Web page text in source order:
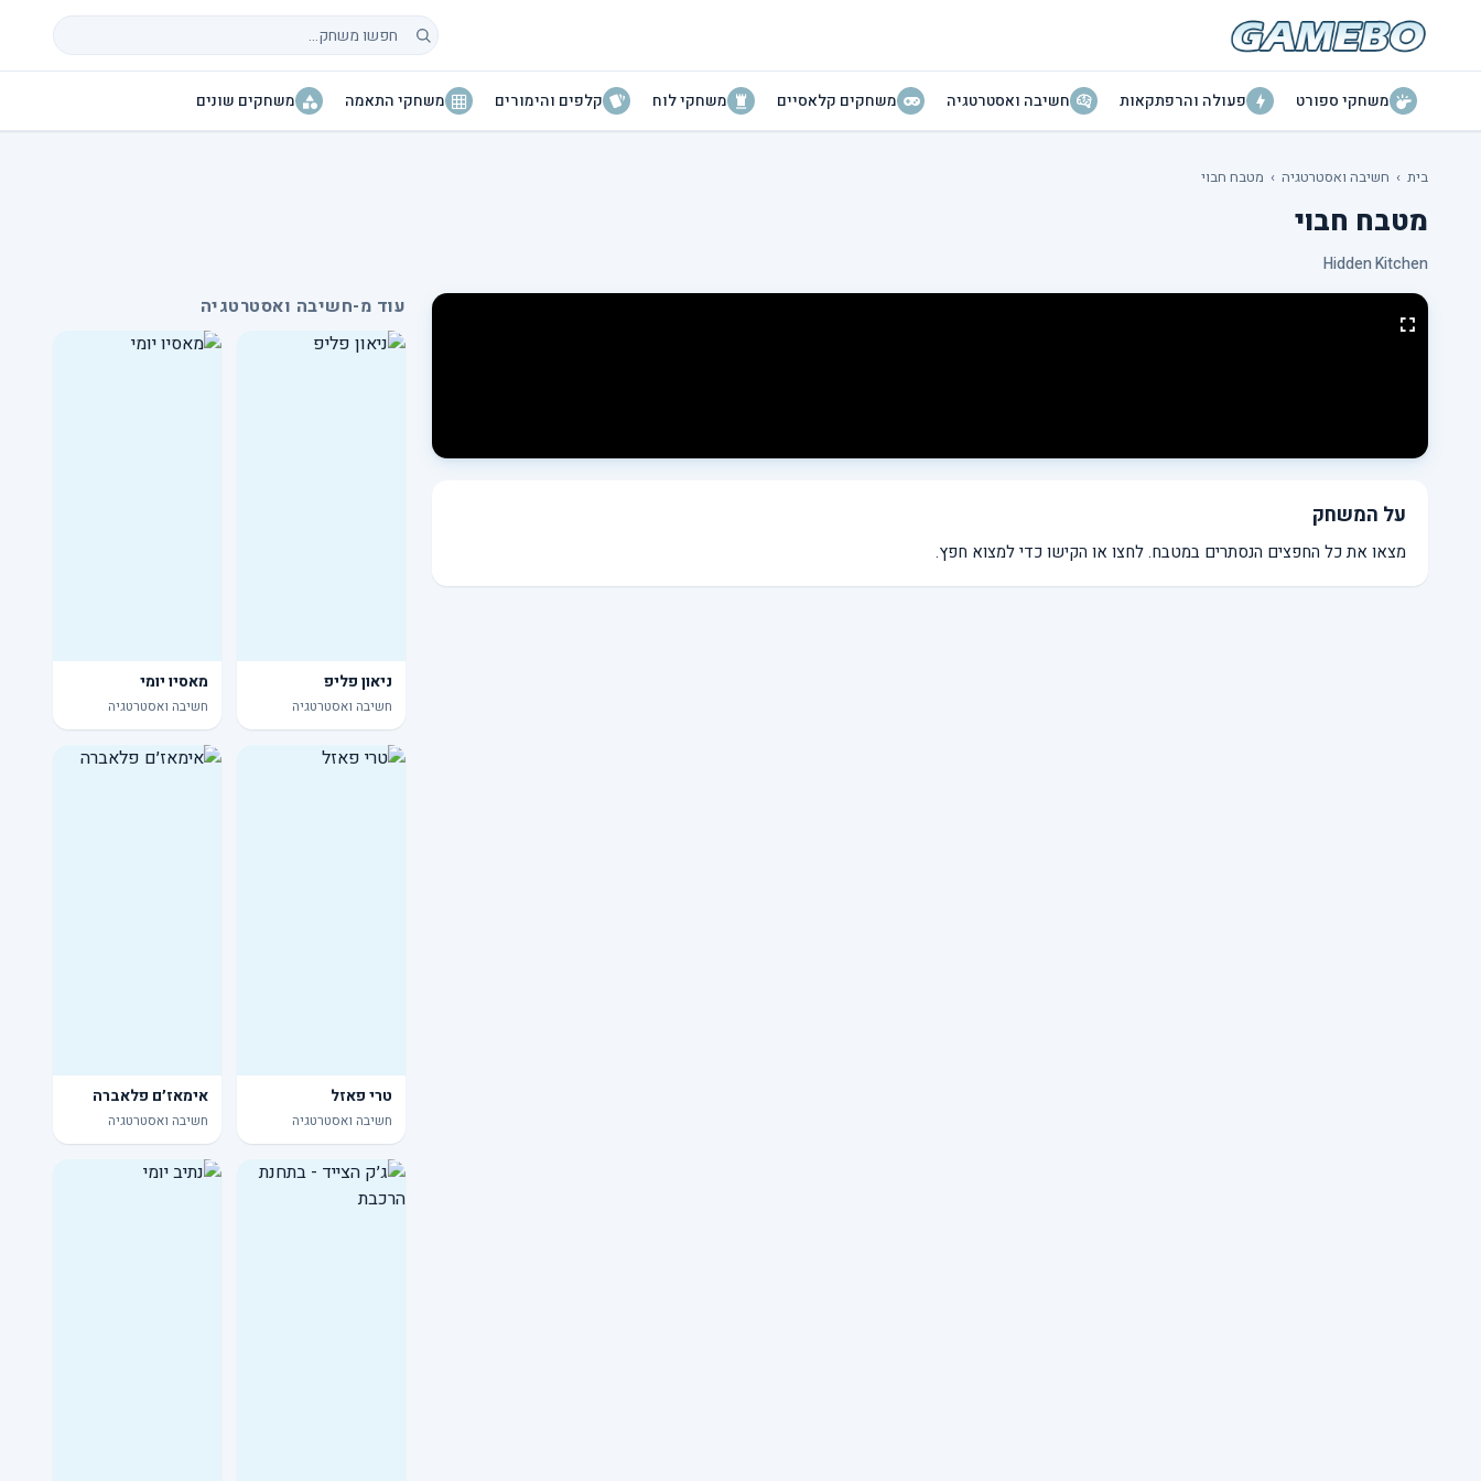
חיפוש משחקים
משחקי ספורט פעולה והרפתקאות חשיבה ואסטרטגיה משחקים קלאסיים משחקי לוח קלפים והימורים משחקי התאמה משחקים שונים
בית › חשיבה ואסטרטגיה › מטבח חבוי
מטבח חבוי
Hidden Kitchen
על המשחק
מצאו את כל החפצים הנסתרים במטבח. לחצו או הקישו כדי למצוא חפץ.
עוד מ-חשיבה ואסטרטגיה
ניאון פליפ
חשיבה ואסטרטגיה
מאסיו יומי
חשיבה ואסטרטגיה
טרי פאזל
חשיבה ואסטרטגיה
אימאז׳ם פלאברה
חשיבה ואסטרטגיה